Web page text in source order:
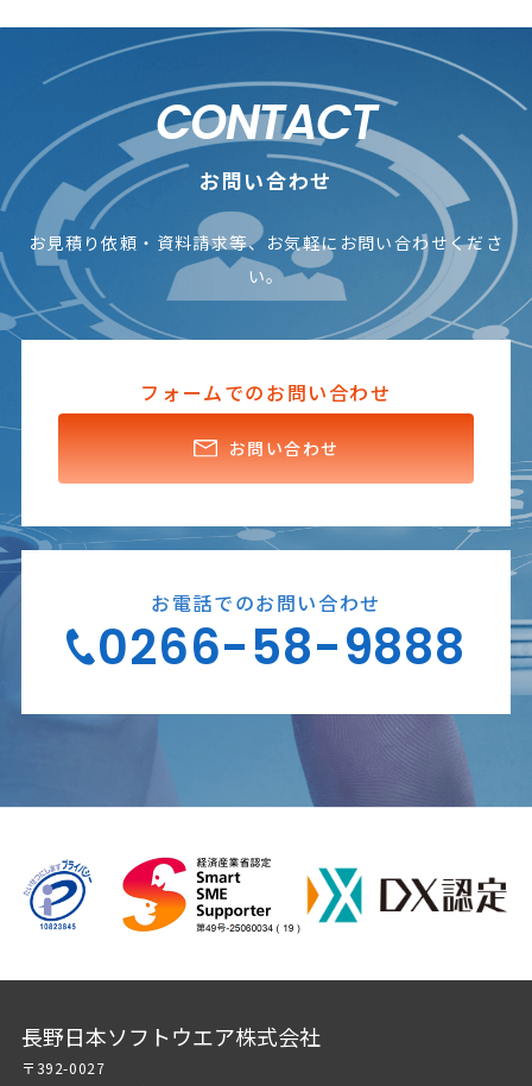
CONTACT
お問い合わせ
お見積り依頼・資料請求等、お気軽にお問い合わせくださ
い。
フォームでのお問い合わせ
お問い合わせ
お電話でのお問い合わせ
0266-58-9888
長野日本ソフトウエア株式会社
〒392-0027